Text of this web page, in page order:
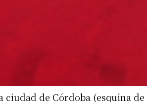
de Córdoba (esquina